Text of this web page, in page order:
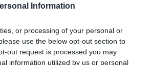
Information
or processing of your personal or
use the below opt-out section to
out request is processed you may
information utilized by us or personal